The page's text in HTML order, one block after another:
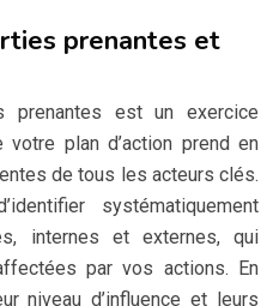
prenantes et
prenantes est un exercice
plan d’action prend en
de tous les acteurs clés.
systématiquement
internes et externes, qui
par vos actions. En
niveau d’influence et leurs